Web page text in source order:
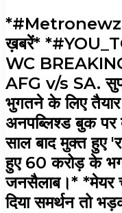
ख़बरें*
WC
AFG v/s SA.
भुगतने के लिए तैयार
अनपब्लिश्ड बुक पर
साल बाद मुक्त हुए
हुए 60 करोड़ के
जनसैलाब।* *मेयर
दिया समर्थन तो